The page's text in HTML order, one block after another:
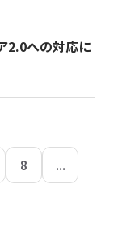
2.0への対応に
8
...